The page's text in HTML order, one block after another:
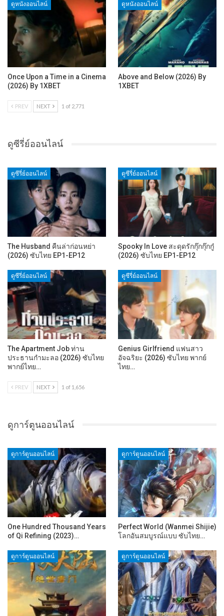
ดูหนังออนไลน์
Once Upon a Time in a Cinema
(2026) By 1XBET
ดูหนังออนไลน์
Above and Below (2026) By
1XBET
PREV NEXT 1 of 2,771
ดูซีรี่ย์ออนไลน์
ดูซีรี่ย์ออนไลน์
The Husband คืนล่าก่อนหย่า
(2026) ซับไทย EP1-EP12
ดูซีรี่ย์ออนไลน์
Spooky In Love สะดุดรักกุ๊กกุ๊กกู๋
(2026) ซับไทย EP1-EP12
ดูซีรี่ย์ออนไลน์
The Apartment Job ท่าน
ประธานกำมะลอ (2026) ซับไทย
พากย์ไทย…
ดูซีรี่ย์ออนไลน์
Genius Girlfriend แฟนสาว
อัจฉริยะ (2026) ซับไทย พากย์
ไทย…
PREV NEXT 1 of 1,656
ดูการ์ตูนออนไลน์
ดูการ์ตูนออนไลน์
One Hundred Thousand Years
of Qi Refining (2023)…
ดูการ์ตูนออนไลน์
Perfect World (Wanmei Shijie)
โลกอันสมบูรณ์แบบ ซับไทย…
ดูการ์ตูนออนไลน์ ดูการ์ตูนออนไลน์